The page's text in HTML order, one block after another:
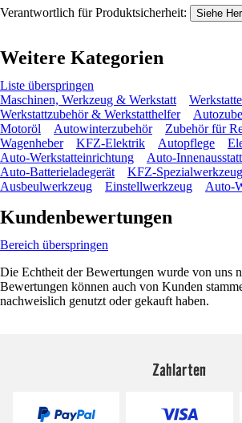
Verantwortlich für Produktsicherheit: Siehe
Weitere Kategorien
Liste überspringen
Maschinen, Werkzeug & Werkstatt
Werkstattzubehör & Werkstatthelfer
Motoröl
Autowinterzubehör
Zubehör für
Wagenheber
KFZ-Elektrik Autopflege
Auto-Werkstatteinrichtung
Auto-
Auto-Batterieladegerät
KFZ-Spezialwerkzeug
Ausbeulwerkzeug
Einstellwerkzeug Auto-
Kundenbewertungen
Bereich überspringen
Die Echtheit der Bewertungen wurde von uns
Bewertungen können auch von Kunden
nachweislich genutzt oder gekauft haben.
Zahlarten